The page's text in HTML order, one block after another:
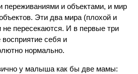
и объектами, и мир
Эти два мира (плохой и
не пересекаются. И в первые три
восприятие себя и
нормально.
у малыша как бы две мамы: